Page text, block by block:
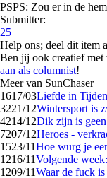
PSPS: Zou er in de
Submitter:
25
Help ons; deel dit item
Ben jij ook creatief met
aan als columnist!
Meer van SunChaser
1617/03Liefde in
3221/12Wintersport is
4214/12Dik zijn is
7207/12Heroes -
1523/11Hoe wurg je
1216/11Volgende
1209/11Waar de fuck